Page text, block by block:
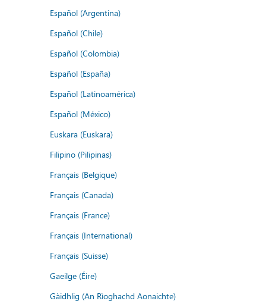
Español (Argentina)
Español (Chile)
Español (Colombia)
Español (España)
Español (Latinoamérica)
Español (México)
Euskara (Euskara)
Filipino (Pilipinas)
Français (Belgique)
Français (Canada)
Français (France)
Français (International)
Français (Suisse)
Gaeilge (Éire)
Gàidhlig (An Rìoghachd Aonaichte)